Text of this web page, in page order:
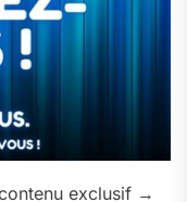
exclusif →